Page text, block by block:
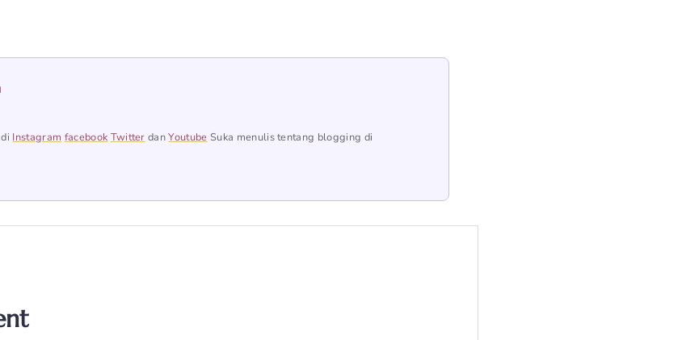
Instagram facebook Twitter danYoutube Suka menulis tentang blogging di